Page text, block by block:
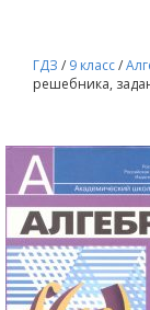
ГДЗ / 9 класс/
решебника,